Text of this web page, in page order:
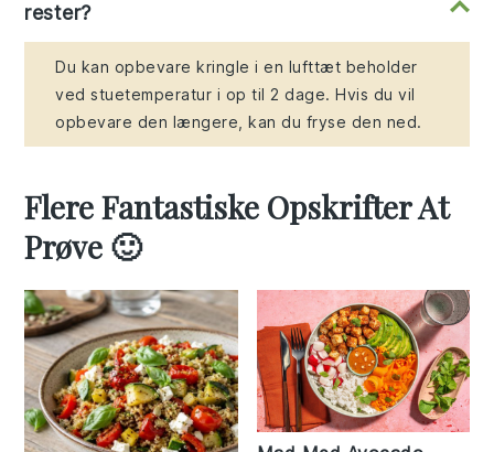
rester?
Du kan opbevare kringle i en lufttæt beholder
ved stuetemperatur i op til 2 dage. Hvis du vil
opbevare den længere, kan du fryse den ned.
Flere Fantastiske Opskrifter At
Prøve 🙂